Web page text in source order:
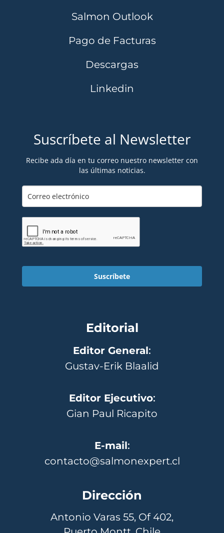
Salmon Outlook
Pago de Facturas
Descargas
Linkedin
Suscríbete al Newsletter
Recibe ada día en tu correo nuestro newsletter con
las últimas noticias.
Suscríbete
Editorial
Editor General:
Gustav-Erik Blaalid
Editor Ejecutivo:
Gian Paul Ricapito
E-mail:
contacto@salmonexpert.cl
Dirección
Antonio Varas 55, Of 402,